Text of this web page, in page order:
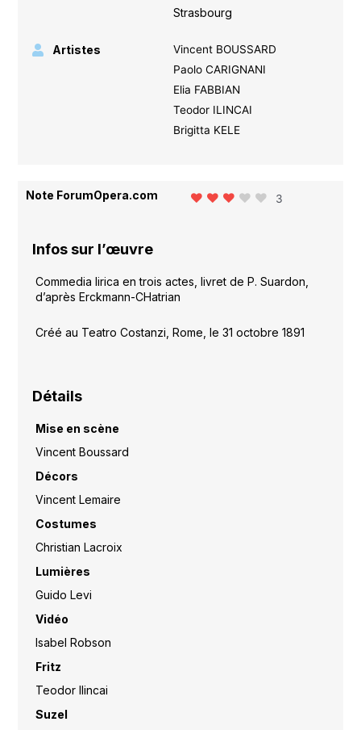
Strasbourg
Artistes
Vincent BOUSSARD
Paolo CARIGNANI
Elia FABBIAN
Teodor ILINCAI
Brigitta KELE
Note ForumOpera.com 3
Infos sur l’œuvre
Commedia lirica en trois actes, livret de P. Suardon,
d’après Erckmann-CHatrian
Créé au Teatro Costanzi, Rome, le 31 octobre 1891
Détails
Mise en scène
Vincent Boussard
Décors
Vincent Lemaire
Costumes
Christian Lacroix
Lumières
Guido Levi
Vidéo
Isabel Robson
Fritz
Teodor Ilincai
Suzel